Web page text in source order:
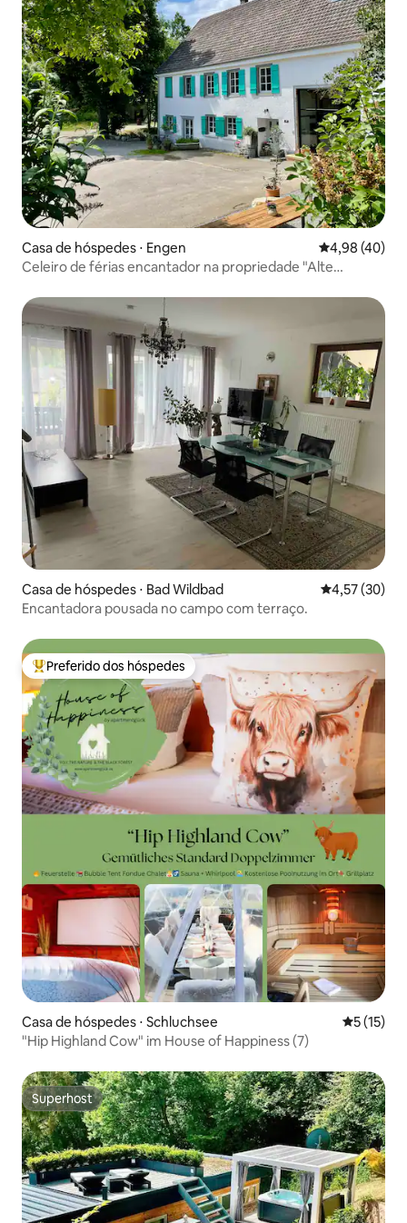
Casa de hóspedes ⋅ Engen 4,98 de uma
4,98 (40)
Celeiro de férias encantador na propriedade "Alte
Casa de hóspedes ⋅ Bad Wildbad 4,57 de uma
4,57 (30)
Encantadora pousada no campo com terraço.
Entre os melhores preferidos dos hóspedes
Preferido dos hóspedes
Casa de hóspedes ⋅ Schluchsee 5 de uma
5 (15)
"Hip Highland Cow" im House of Happiness (7)
Superhost
Superhost